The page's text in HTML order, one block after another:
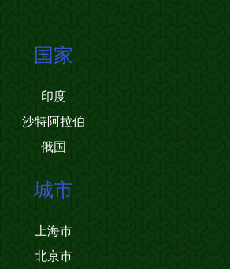
国家
印度
沙特阿拉伯
俄国
城市
上海市
北京市